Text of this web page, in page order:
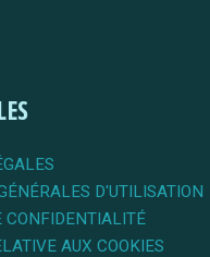
D'UTILISATION
CONFIDENTIALITÉ
AUX COOKIES